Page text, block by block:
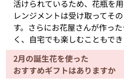
活けられているため、花瓶を
レンジメントは受け取ってそ
す。さらにお花屋さんが作っ
く、自宅でも楽しむこともでき
2月の誕生花を使った
おすすめギフトはありますか